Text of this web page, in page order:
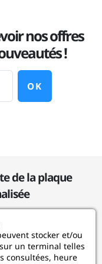
nos offres
!
OK
de la plaque
stocker et/ou
un terminal telles
consultées, heure